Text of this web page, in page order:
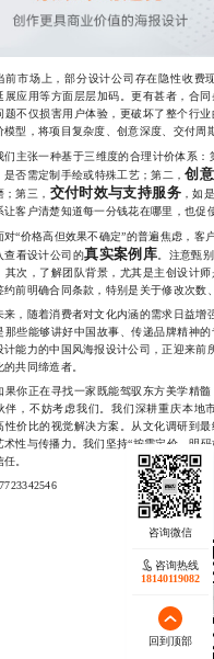
场上，部分设计公司存在隐性收费
展应用等方面层层加码。更有甚者，合
题不仅损害用户体验，更破坏了整个行
模型，将项目复杂度、创意深度、交付周
张一种基于三维度的合理计价体系：
是否需定制手绘或特殊工艺；第二，创
；第三， 交付时效与支持服务，如
让客户清楚知道每一分钱花在哪里，也促
价格高但效果不确定”的普遍焦虑，客
查看设计公司的真实案例库 。注意甄
其次，了解团队背景，尤其是主创设计
约前明确合同条款，特别是关于修改次
随着消费者对文化内涵的需求日益增
那些能够讲好中国故事、传递品牌精神
计能力的中国风海报设计公司，正迎来前
的共同缔造者。
正在寻找一家既能驾驭东方美学精髓
伴，不妨考虑我们。我们深耕重庆本地
性价比的视觉解决方案。从文化调研到
术性与传播力。我们坚持“按需定价、明
。
咨询热线
18140119082
回到顶部